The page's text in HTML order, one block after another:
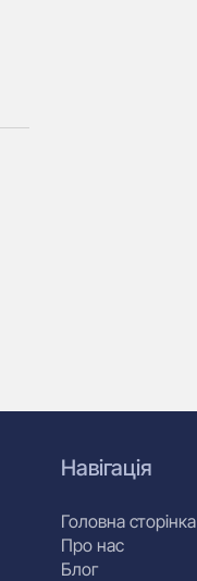
Навігація
Головна сторінка
Про нас
Блог